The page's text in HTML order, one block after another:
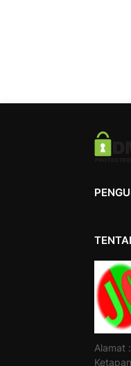
Alamat